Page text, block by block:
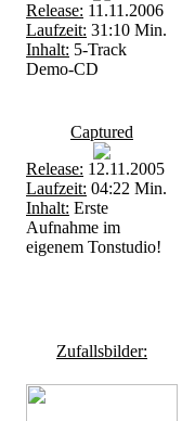
Release: 11.11.2006
Laufzeit: 31:10 Min.
Inhalt: 5-Track
Demo-CD
Captured
Release: 12.11.2005
Laufzeit: 04:22 Min.
Inhalt: Erste
Aufnahme im
eigenem Tonstudio!
Zufallsbilder: